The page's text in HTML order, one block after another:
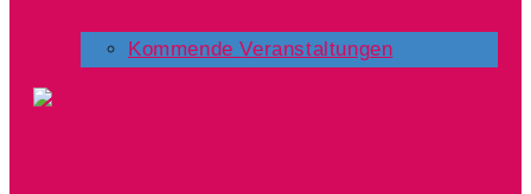
Kommende Veranstaltungen